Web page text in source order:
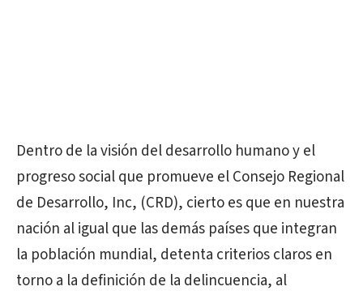
Dentro de la visión del desarrollo humano y el
progreso social que promueve el Consejo Regional
de Desarrollo, Inc, (CRD), cierto es que en nuestra
nación al igual que las demás países que integran
la población mundial, detenta criterios claros en
torno a la definición de la delincuencia, al